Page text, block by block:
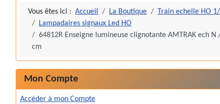
Vous êtes ici : Accueil La Boutique
Train echelle HO
Lampadaires signaux Led HO
64812R Enseigne lumineuse clignotante AMTRAK ech N
cm
Mon Compte
Accéder à mon Compte